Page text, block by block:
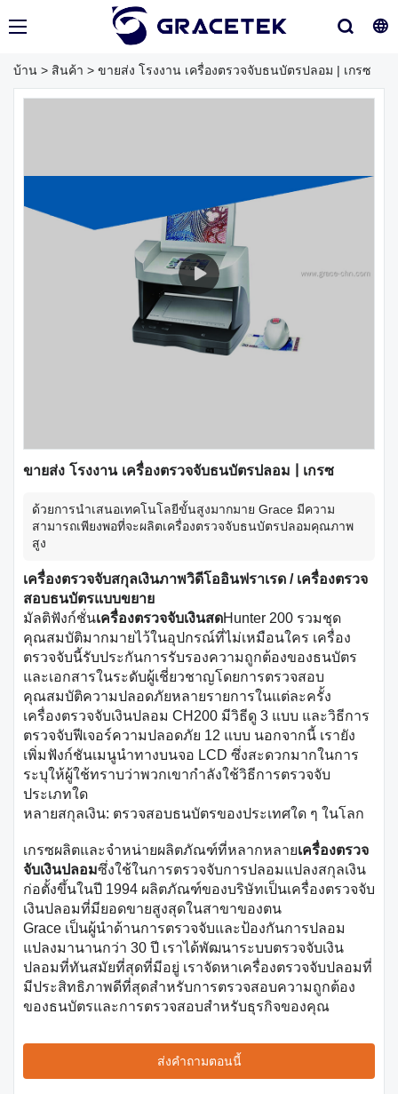
บ้าน > สินค้า > ขายส่ง โรงงาน เครื่องตรวจจับธนบัตรปลอม | เกรซ
ขายส่ง โรงงาน เครื่องตรวจจับธนบัตรปลอม | เกรซ
ด้วยการนำเสนอเทคโนโลยีขั้นสูงมากมาย Grace มีความ
สามารถเพียงพอที่จะผลิตเครื่องตรวจจับธนบัตรปลอมคุณภาพ
สูง
เครื่องตรวจจับสกุลเงินภาพวิดีโออินฟราเรด / เครื่องตรวจ
สอบธนบัตรแบบขยาย
มัลติฟังก์ชั่นเครื่องตรวจจับเงินสดHunter 200 รวมชุด
คุณสมบัติมากมายไว้ในอุปกรณ์ที่ไม่เหมือนใคร เครื่อง
ตรวจจับนี้รับประกันการรับรองความถูกต้องของธนบัตร
และเอกสารในระดับผู้เชี่ยวชาญโดยการตรวจสอบ
คุณสมบัติความปลอดภัยหลายรายการในแต่ละครั้ง
เครื่องตรวจจับเงินปลอม CH200 มีวิธีดู 3 แบบ และวิธีการ
ตรวจจับฟีเจอร์ความปลอดภัย 12 แบบ นอกจากนี้ เรายัง
เพิ่มฟังก์ชันเมนูนำทางบนจอ LCD ซึ่งสะดวกมากในการ
ระบุให้ผู้ใช้ทราบว่าพวกเขากำลังใช้วิธีการตรวจจับ
ประเภทใด
หลายสกุลเงิน: ตรวจสอบธนบัตรของประเทศใด ๆ ในโลก
เกรซผลิตและจำหน่ายผลิตภัณฑ์ที่หลากหลายเครื่องตรวจ
จับเงินปลอมซึ่งใช้ในการตรวจจับการปลอมแปลงสกุลเงิน
ก่อตั้งขึ้นในปี 1994 ผลิตภัณฑ์ของบริษัทเป็นเครื่องตรวจจับ
เงินปลอมที่มียอดขายสูงสุดในสาขาของตน
Grace เป็นผู้นำด้านการตรวจจับและป้องกันการปลอม
แปลงมานานกว่า 30 ปี เราได้พัฒนาระบบตรวจจับเงิน
ปลอมที่ทันสมัยที่สุดที่มีอยู่ เราจัดหาเครื่องตรวจจับปลอมที่
มีประสิทธิภาพดีที่สุดสำหรับการตรวจสอบความถูกต้อง
ของธนบัตรและการตรวจสอบสำหรับธุรกิจของคุณ
ส่งคำถามตอนนี้